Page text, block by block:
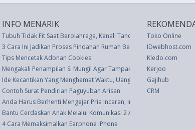
INFO MENARIK
Tubuh Tidak Fit Saat Berolahraga, Kenali Tandanya
3 Cara Ini Jadikan Proses Pindahan Rumah Bebas Stres
Tips Mencetak Adonan Cookies
Mengakali Penampilan Si Mungil Agar Tampak Lebih Tinggi
Ide Kecantikan Yang Menghemat Waktu, Uang, dan Kewarasan
Contoh Surat Pendirian Paguyuban Arisan
Anda Harus Berhenti Mengejar Pria Incaran, Ini Tandanya
Bantu Cerdaskan Anak Melalui Komunikasi 2 Arah Antara Otak dan
4 Cara Memaksimalkan Earphone iPhone
Toko Online
IDwebhost.com
Kledo.com
Kerjoo
Gajihub
CRM